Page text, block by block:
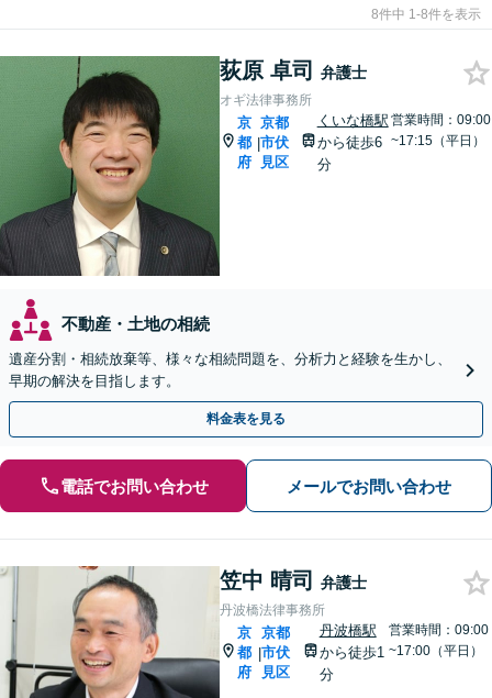
8件中 1-8件を表示
荻原 卓司 弁護士
オギ法律事務所
京
都
府
|
京都
市伏
見区
くいな橋駅
から徒歩6
分
営業時間：09:00
~17:15（平日）
不動産・土地の相続
遺産分割・相続放棄等、様々な相続問題を、分析力と経験を生かし、
早期の解決を目指します。
料金表を見る
電話でお問い合わせ メールでお問い合わせ
笠中 晴司 弁護士
丹波橋法律事務所
京
都
府
|
京都
市伏
見区
丹波橋駅
から徒歩1
分
営業時間：09:00
~17:00（平日）